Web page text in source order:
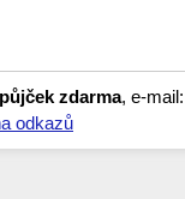
zdarma, e-
odkazů